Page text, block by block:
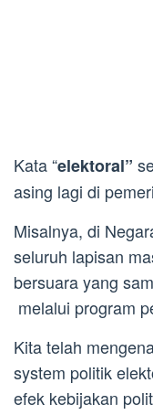
Kata “elektoral”
asing lagi di
Misalnya, di
seluruh lapisan
bersuara yang
melalui program
Kita telah
system politik
efek kebijakan